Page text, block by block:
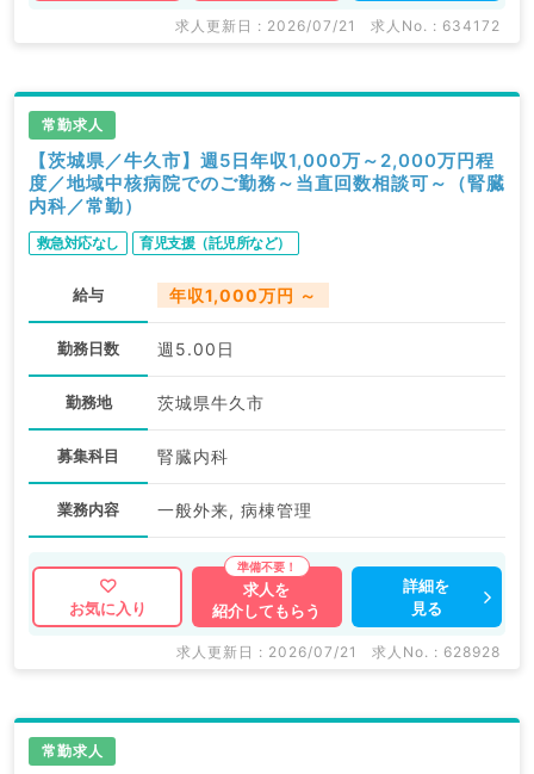
求人更新日 : 2026/07/21 求人No. : 634172
常勤求人
【茨城県／牛久市】週5日年収1,000万～2,000万円程
度／地域中核病院でのご勤務～当直回数相談可～（腎臓
内科／常勤）
救急対応なし 育児支援（託児所など）
給与 年収1,000万円 ～
勤務日数 週5.00日
勤務地 茨城県牛久市
募集科目 腎臓内科
業務内容 一般外来, 病棟管理
お気に入り
求人を
紹介してもらう
詳細を
見る
求人更新日 : 2026/07/21 求人No. : 628928
常勤求人